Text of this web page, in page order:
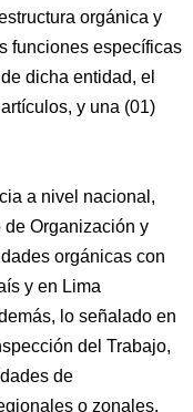
orgánica y
funciones específicas
dicha entidad, el
y una (01)
a nivel nacional,
Organización y
orgánicas con
y en Lima
lo señalado en
del Trabajo,
de
o zonales,